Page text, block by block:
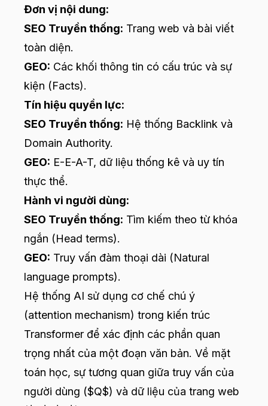
Đơn vị nội dung:
SEO Truyền thống: Trang web và bài viết
toàn diện.
GEO: Các khối thông tin có cấu trúc và sự
kiện (Facts).
Tín hiệu quyền lực:
SEO Truyền thống: Hệ thống Backlink và
Domain Authority.
GEO: E-E-A-T, dữ liệu thống kê và uy tín
thực thể.
Hành vi người dùng:
SEO Truyền thống: Tìm kiếm theo từ khóa
ngắn (Head terms).
GEO: Truy vấn đàm thoại dài (Natural
language prompts).
Hệ thống AI sử dụng cơ chế chú ý
(attention mechanism) trong kiến trúc
Transformer để xác định các phần quan
trọng nhất của một đoạn văn bản. Về mặt
toán học, sự tương quan giữa truy vấn của
người dùng ($Q$) và dữ liệu của trang web